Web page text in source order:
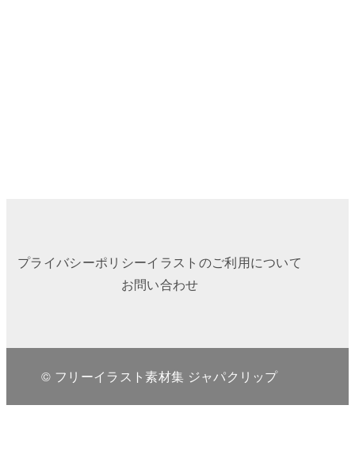
プライバシーポリシーイラストのご利用について
お問い合わせ
© フリーイラスト素材集 ジャパクリップ